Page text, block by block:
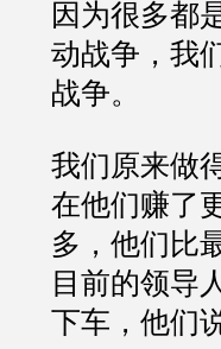
因为很多都
动战争，我
战争。
我们原来做
在他们赚了
多，他们比
目前的领导
下车，他们